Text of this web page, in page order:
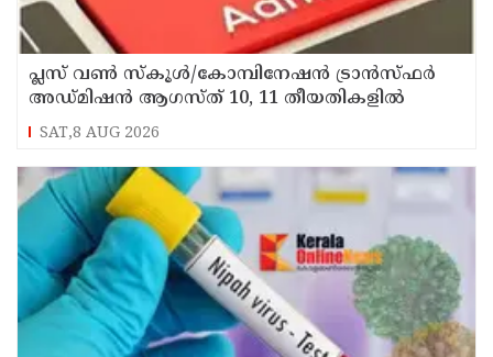
പ്ലസ് വൺ സ്‌കൂൾ/കോമ്പിനേഷൻ ട്രാൻസ്ഫർ
അഡ്മിഷൻ ആഗസ്ത് 10, 11 തീയതികളിൽ
SAT,8 AUG 2026